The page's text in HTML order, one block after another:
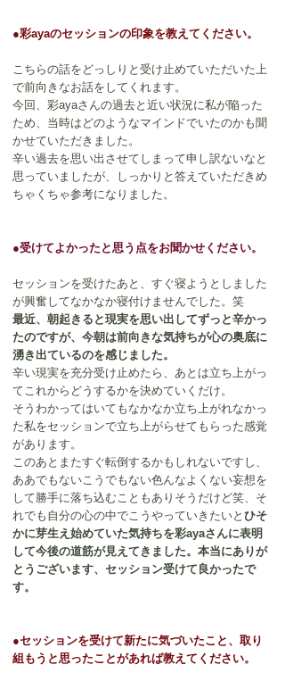
●彩ayaのセッションの印象を教えてください。
こちらの話をどっしりと受け止めていただいた上
で前向きなお話をしてくれます。
今回、彩ayaさんの過去と近い状況に私が陥った
ため、当時はどのようなマインドでいたのかも聞
かせていただきました。
辛い過去を思い出させてしまって申し訳ないなと
思っていましたが、しっかりと答えていただきめ
ちゃくちゃ参考になりました。
●受けてよかったと思う点をお聞かせください。
セッションを受けたあと、すぐ寝ようとしました
が興奮してなかなか寝付けませんでした。笑
最近、朝起きると現実を思い出してずっと辛かっ
たのですが、今朝は前向きな気持ちが心の奥底に
湧き出ているのを感じました。
辛い現実を充分受け止めたら、あとは立ち上がっ
てこれからどうするかを決めていくだけ。
そうわかってはいてもなかなか立ち上がれなかっ
た私をセッションで立ち上がらせてもらった感覚
があります。
このあとまたすぐ転倒するかもしれないですし、
ああでもないこうでもない色んなよくない妄想を
して勝手に落ち込むこともありそうだけど笑、そ
れでも自分の心の中でこうやっていきたいと ひそ
かに芽生え始めていた気持ちを彩ayaさんに表明
して今後の道筋が見えてきました。本当にありが
とうございます、セッション受けて良かったで
す。
●セッションを受けて新たに気づいたこと、取り
組もうと思ったことがあれば教えてください。